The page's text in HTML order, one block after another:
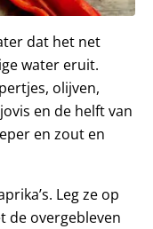
dat het net
water eruit.
olijven,
en de helft van
en zout en
Leg ze op
de overgebleven